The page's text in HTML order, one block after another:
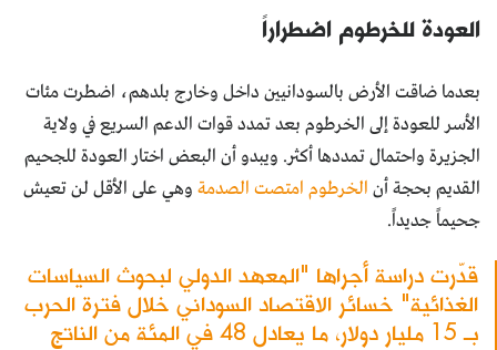
العودة للخرطوم اضطراراً
بعدما ضاقت الأرض بالسودانيين داخل وخارج بلدهم، اضطرت مئات
الأسر للعودة إلى الخرطوم بعد تمدد قوات الدعم السريع في ولاية
الجزيرة واحتمال تمددها أكثر. ويبدو أن البعض اختار العودة للجحيم
القديم بحجة أن الخرطوم امتصت الصدمة وهي على الأقل لن تعيش
جحيماً جديداً.
قدّرت دراسة أجراها "المعهد الدولي لبحوث السياسات
الغذائية" خسائر الاقتصاد السوداني خلال فترة الحرب
بـ 15 مليار دولار، ما يعادل 48 في المئة من الناتج